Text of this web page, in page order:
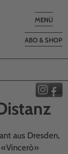
Toggle
MENÜ
ABO & SHOP
aus Dresden,